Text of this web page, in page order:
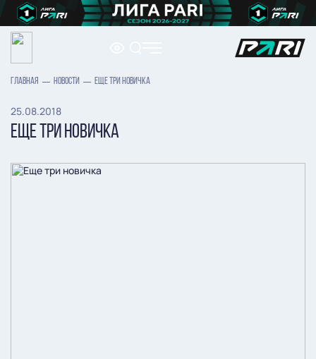
ГЛАВНАЯ НОВОСТИ ЕЩЕ ТРИ НОВИЧКА
25.08.2018
ЕЩЕ ТРИ НОВИЧКА